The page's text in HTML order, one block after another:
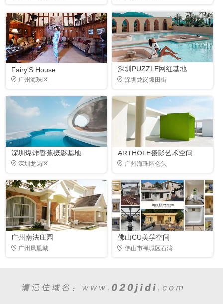
Fairy'S House
广州海珠区
深圳PUZZLE网红基地
深圳龙岗坂田街
深圳爆炸香蕉摄影基地
深圳龙岗区
ARTHOLE摄影艺术空间
广州海珠区仑头
广州南法庄园
广州凤凰城
佛山CU美学空间
佛山市禅城区石湾